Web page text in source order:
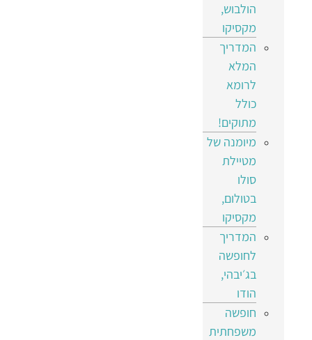
הולבוש,
מקסיקו
המדריך
המלא
לרומא
כולל
מתוקים!
מיומנה של
מטיילת
סולו
בטולום,
מקסיקו
המדריך
לחופשה
בג׳יבהי,
הודו
חופשה
משפחתית